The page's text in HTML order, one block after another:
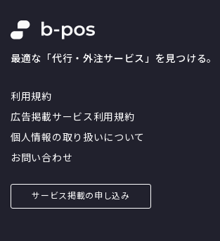
最適な「代行・外注サービス」を見つける。
利用規約
広告掲載サービス利用規約
個人情報の取り扱いについて
お問い合わせ
サービス掲載の申し込み